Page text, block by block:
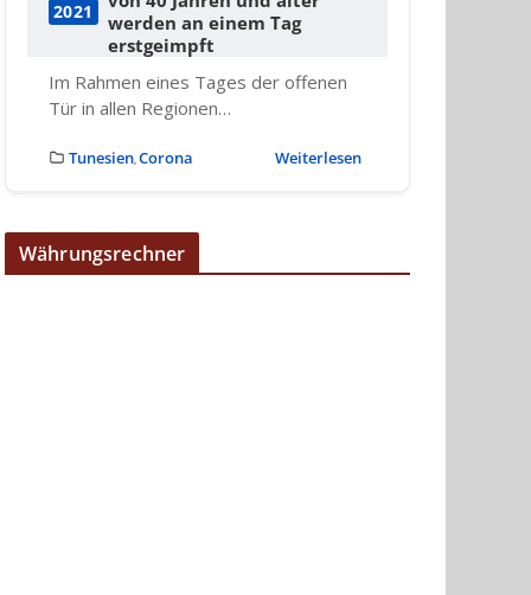
2021
werden an einem Tag
erstgeimpft
Im Rahmen eines Tages der offenen
Tür in allen Regionen…
Tunesien Corona Weiterlesen
Währungsrechner